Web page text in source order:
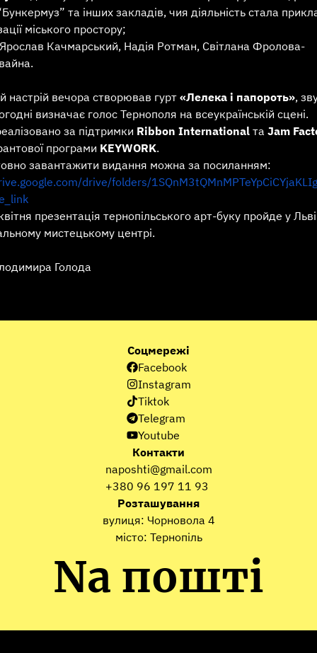
та інших закладів, чия діяльність стала
міського простору;
Качмарський, Надія Ротман, Світлана Фролова-
настрій вечора створював гурт «Лелека і папороть»,
визначає голос Тернополя на всеукраїнській сцені.
за підтримки Ribbon International та Jam
програми KEYWORK.
завантажити видання можна за посиланням:
drive/folders/
презентація тернопільського арт-буку пройде у
мистецькому центрі.
Голода
Соцмережі
Facebook
Instagram
Tiktok
Telegram
Youtube
Контакти
naposhti@gmail.com
+380 96 197 11 93
Розташування
вулиця: Чорновола 4
місто: Тернопіль
Na пошті